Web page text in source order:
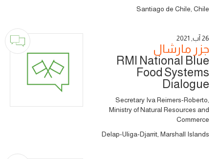
Santiago de Chile, Chile
26 آب, 2021
جزر مارشال
RMI National Blue
Food Systems
Dialogue
Secretary Iva Reimers-Roberto,
Ministry of Natural Resources and
Commerce
Delap-Uliga-Djarrit, Marshall Islands